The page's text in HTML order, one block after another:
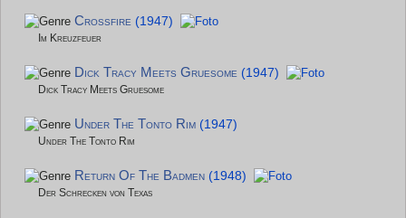
Crossfire (1947)
Im Kreuzfeuer
Dick Tracy Meets Gruesome (1947)
Dick Tracy Meets Gruesome
Under The Tonto Rim (1947)
Under The Tonto Rim
Return Of The Badmen (1948)
Der Schrecken von Texas